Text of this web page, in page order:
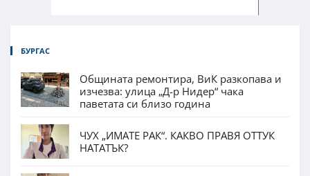
БУРГАС
Общината ремонтира, ВиК разкопава и
изчезва: улица „Д-р Нидер“ чака
паветата си близо година
ЧУХ „ИМАТЕ РАК“. КАКВО ПРАВЯ ОТТУК
НАТАТЪК?